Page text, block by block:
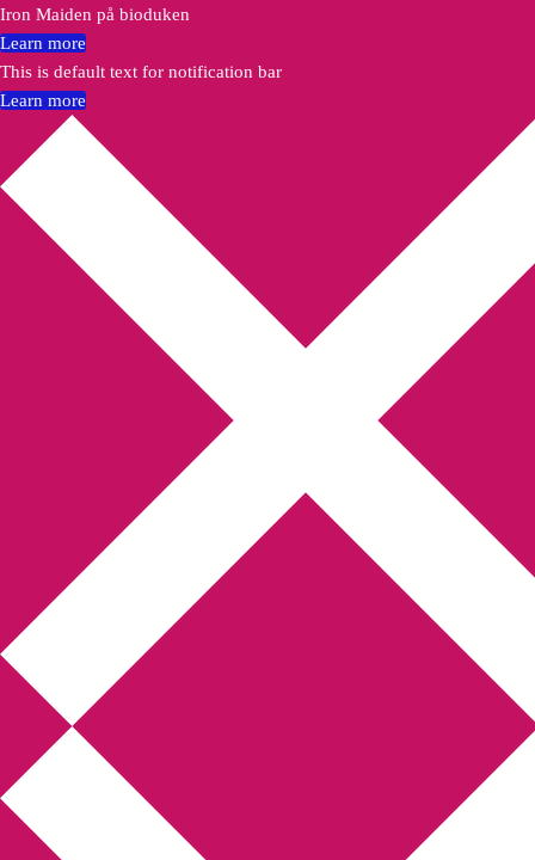
Annikas litteratur-
och kulturblogg
Iron Maiden på bioduken
Learn more
This is default text for notification bar
Learn more